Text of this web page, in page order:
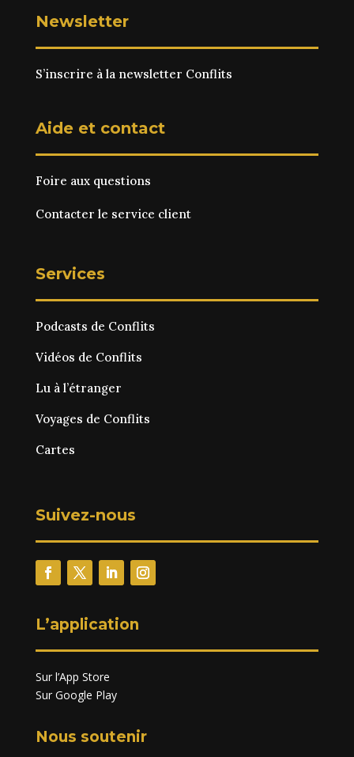
Newsletter
S’inscrire à la newsletter Conflits
Aide et contact
Foire aux questions
Contacter le service client
Services
Podcasts de Conflits
Vidéos de Conflits
Lu à l’étranger
Voyages de Conflits
Cartes
Suivez-nous
L’application
Sur l’App Store
Sur Google Play
Nous soutenir